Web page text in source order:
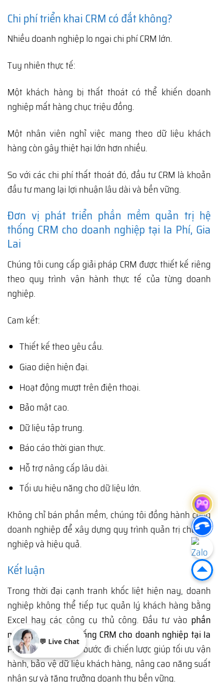
Chi phí triển khai CRM có đắt không?
Nhiều doanh nghiệp lo ngại chi phí CRM lớn.
Tuy nhiên thực tế:
Một khách hàng bị thất thoát có thể khiến doanh
nghiệp mất hàng chục triệu đồng.
Một nhân viên nghỉ việc mang theo dữ liệu khách
hàng còn gây thiệt hại lớn hơn nhiều.
So với các chi phí thất thoát đó, đầu tư CRM là khoản
đầu tư mang lại lợi nhuận lâu dài và bền vững.
Đơn vị phát triển phần mềm quản trị hệ
thống CRM cho doanh nghiệp tại Ia Phí, Gia
Lai
Chúng tôi cung cấp giải pháp CRM được thiết kế riêng
theo quy trình vận hành thực tế của từng doanh
nghiệp.
Cam kết:
Thiết kế theo yêu cầu.
Giao diện hiện đại.
Hoạt động mượt trên điện thoại.
Bảo mật cao.
Dữ liệu tập trung.
Báo cáo thời gian thực.
Hỗ trợ nâng cấp lâu dài.
Tối ưu hiệu năng cho dữ liệu lớn.
Không chỉ bán phần mềm, chúng tôi đồng hành cùng
doanh nghiệp để xây dựng quy trình quản trị chuyên
nghiệp và hiệu quả.
Kết luận
Trong thời đại cạnh tranh khốc liệt hiện nay, doanh
nghiệp không thể tiếp tục quản lý khách hàng bằng
Excel hay các công cụ thủ công. Đầu tư vào phần
mềm quản trị hệ thống CRM cho doanh nghiệp tại Ia
Phí, Gia Laichính là bước đi chiến lược giúp tối ưu vận
hành, bảo vệ dữ liệu khách hàng, nâng cao năng suất
nhân sự và tăng trưởng doanh thu bền vững.
💬 Live Chat